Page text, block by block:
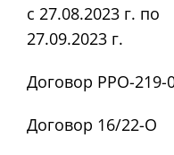
с 27.08.2023 г. по
27.09.2023 г.
Договор РРО-219-
Договор 16/22-О